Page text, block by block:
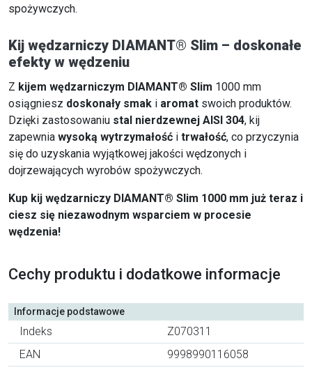
spożywczych.
Kij wędzarniczy DIAMANT® Slim – doskonałe
efekty w wędzeniu
Z kijem wędzarniczym DIAMANT® Slim 1000 mm
osiągniesz doskonały smak i aromat swoich produktów.
Dzięki zastosowaniu stal nierdzewnej AISI 304, kij
zapewnia wysoką wytrzymałość i trwałość, co przyczynia
się do uzyskania wyjątkowej jakości wędzonych i
dojrzewających wyrobów spożywczych.
Kup kij wędzarniczy DIAMANT® Slim 1000 mm już teraz i
ciesz się niezawodnym wsparciem w procesie
wędzenia!
Cechy produktu i dodatkowe informacje
Informacje podstawowe
Indeks
Z070311
EAN
9998990116058